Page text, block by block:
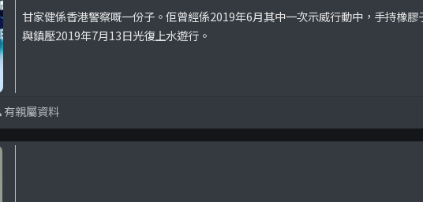
甘家健係香港警察嘅一份子。佢曾經係2019年6月其中一次示威行動中，手持橡膠
與鎮壓2019年7月13日光復上水遊行。
有親屬資料